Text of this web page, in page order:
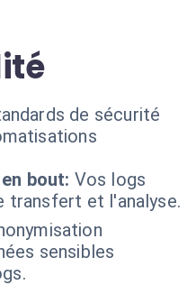
de sécurité
bout: Vos logs
transfert et l'analyse.
sensibles